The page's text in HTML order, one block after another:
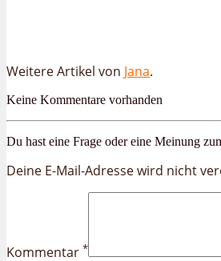
Weitere Artikel von Jana.
Keine Kommentare vorhanden
Du hast eine Frage oder eine Meinung
Deine E-Mail-Adresse wird nicht
Kommentar *